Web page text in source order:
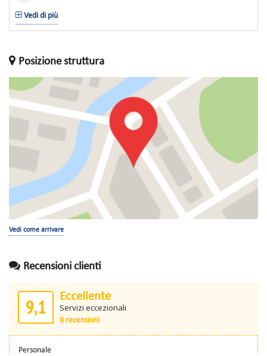
Vedi di più
Posizione struttura
Vedi come arrivare
Recensioni clienti
9,1 Eccellente
Servizi eccezionali
8 recensioni
Personale